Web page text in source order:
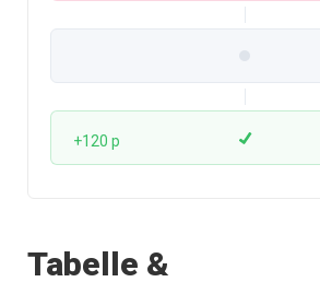
+120 p
Tabelle &